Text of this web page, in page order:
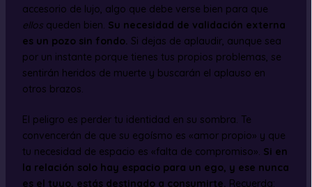
accesorio de lujo, algo que debe verse bien para que
ellosqueden bien. Su necesidad de validación externa
es un pozo sin fondo. Si dejas de aplaudir, aunque sea
por un instante porque tienes tus propios problemas, se
sentirán heridos de muerte y buscarán el aplauso en
otros brazos.
El peligro es perder tu identidad en su sombra. Te
convencerán de que su egoísmo es «amor propio» y que
tu necesidad de espacio es «falta de compromiso». Si en
la relación solo hay espacio para un ego, y ese nunca
es el tuyo, estás destinado a consumirte. Recuerda: